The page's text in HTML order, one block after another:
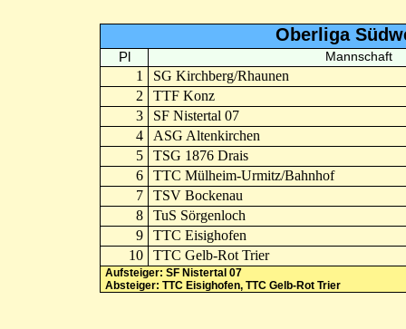
Oberliga
Pl Mannschaft
1
SG Kirchberg/Rhaunen
2
TTF Konz
3
SF Nistertal 07
4
ASG Altenkirchen
5
TSG 1876 Drais
6
TTC Mülheim-Urmitz/Bahnhof
7
TSV Bockenau
8
TuS Sörgenloch
9
TTC Eisighofen
10
TTC Gelb-Rot Trier
Aufsteiger: SF Nistertal 07
Absteiger: TTC Eisighofen, TTC Gelb-Rot Trier